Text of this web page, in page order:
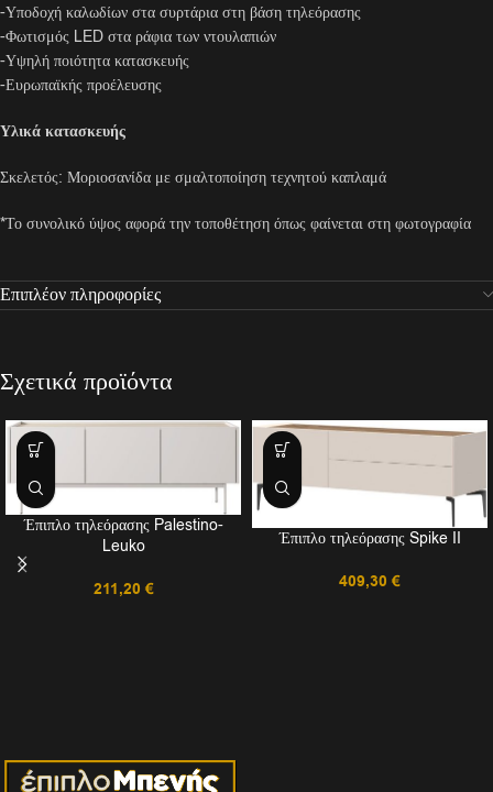
-Υποδοχή καλωδίων στα συρτάρια στη βάση τηλεόρασης
-Φωτισμός LED στα ράφια των ντουλαπιών
-Υψηλή ποιότητα κατασκευής
-Ευρωπαϊκής προέλευσης
Υλικά κατασκευής
Σκελετός: Μοριοσανίδα με σμαλτοποίηση τεχνητού καπλαμά
*Το συνολικό ύψος αφορά την τοποθέτηση όπως φαίνεται στη φωτογραφία
Επιπλέον πληροφορίες
Σχετικά προϊόντα
Έπιπλο τηλεόρασης Palestino-
Leuko
211,20 €
Έπιπλο τηλεόρασης Spike II
409,30 €